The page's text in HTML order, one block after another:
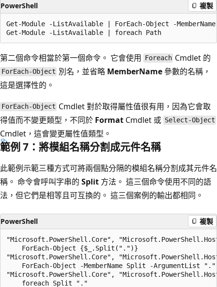
PowerShell 複製
Get-Module -ListAvailable | ForEach-Object -
第二個命令相當於第一個命令。 它會使用 Foreach Cmdlet 的
ForEach-Object 別名，並省略 MemberName參數的名稱，
這是選擇性的。
ForEach-Object Cmdlet 對於取得屬性值很有用，因為它會取
得值而不變更類型，不同於 Format Cmdlet 或 Select-Object
Cmdlet，這會變更屬性值類型。
範例 7：將模組名稱分割成元件名稱
此範例示範三種方式可將兩個點分隔的模組名稱分割成其元件名
稱。 命令會呼叫字串的 Split 方法。 這三個命令使用不同的語
法，但它們是相等且可互換的。 這三個案例的輸出都相同。
PowerShell 複製
"Microsoft.PowerShell.Core",
    ForEach-Object {$_.Split(".")}
"Microsoft.PowerShell.Core",
    ForEach-Object -MemberName Split -ArgumentList "."
"Microsoft.PowerShell.Core",